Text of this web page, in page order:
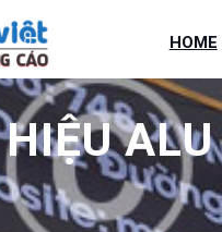
HOME